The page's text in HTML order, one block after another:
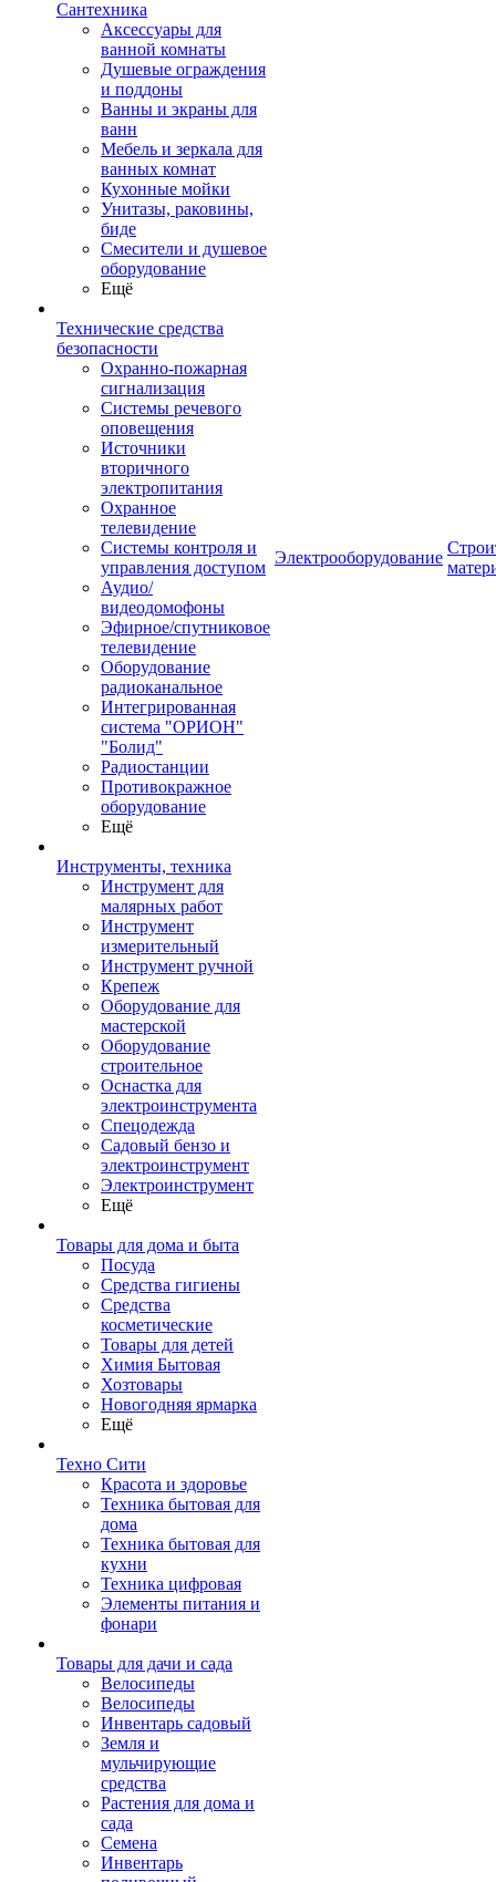
Сантехника
Аксессуары для
ванной комнаты
Душевые ограждения
и поддоны
Ванны и экраны для
ванн
Мебель и зеркала для
ванных комнат
Кухонные мойки
Унитазы, раковины,
биде
Смесители и душевое
оборудование
Ещё
Технические средства
безопасности
Охранно-пожарная
сигнализация
Системы речевого
оповещения
Источники
вторичного
электропитания
Охранное
телевидение
Системы контроля и
управления доступом
Аудио/
видеодомофоны
Эфирное/спутниковое
телевидение
Оборудование
радиоканальное
Интегрированная
система "ОРИОН"
"Болид"
Радиостанции
Противокражное
оборудование
Ещё
Инструменты, техника
Инструмент для
малярных работ
Инструмент
измерительный
Инструмент ручной
Крепеж
Оборудование для
мастерской
Оборудование
строительное
Оснастка для
электроинструмента
Спецодежда
Садовый бензо и
электроинструмент
Электроинструмент
Ещё
Товары для дома и быта
Посуда
Средства гигиены
Средства
косметические
Товары для детей
Химия Бытовая
Хозтовары
Новогодняя ярмарка
Ещё
Техно Сити
Красота и здоровье
Техника бытовая для
дома
Техника бытовая для
кухни
Техника цифровая
Элементы питания и
фонари
Товары для дачи и сада
Велосипеды
Велосипеды
Инвентарь садовый
Земля и
мульчирующие
средства
Растения для дома и
сада
Семена
Инвентарь
Электрооборудование